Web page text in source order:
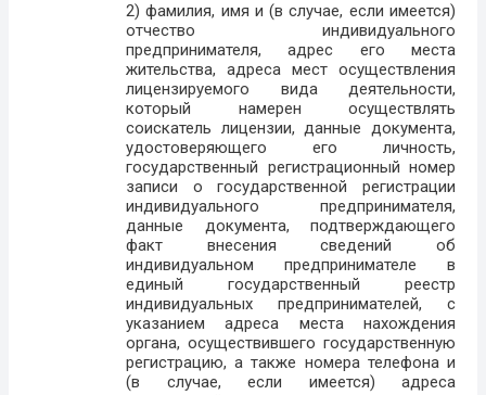
2) фамилия, имя и (в случае, если имеется)
отчество индивидуального
предпринимателя, адрес его места
жительства, адреса мест осуществления
лицензируемого вида деятельности,
который намерен осуществлять
соискатель лицензии, данные документа,
удостоверяющего его личность,
государственный регистрационный номер
записи о государственной регистрации
индивидуального предпринимателя,
данные документа, подтверждающего
факт внесения сведений об
индивидуальном предпринимателе в
единый государственный реестр
индивидуальных предпринимателей, с
указанием адреса места нахождения
органа, осуществившего государственную
регистрацию, а также номера телефона и
(в случае, если имеется) адреса